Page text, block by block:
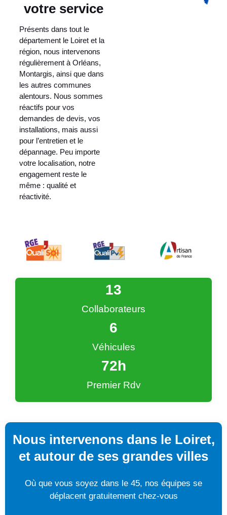
votre service
Présents dans tout le
département le Loiret et la
région, nous intervenons
régulièrement à Orléans,
Montargis, ainsi que dans
les autres communes
alentours. Nous sommes
réactifs pour vos
demandes de devis, vos
installations, mais aussi
pour l’entretien et le
dépannage. Peu importe
votre localisation, notre
engagement reste le
même : qualité et
réactivité.
Collaborateurs
13
Véhicules
6
Premier Rdv
72h
Nous intervenons dans le Loiret,
et autour de ses grandes villes
Où que vous soyez dans le 45, nos équipes se
déplacent gratuitement chez-vous